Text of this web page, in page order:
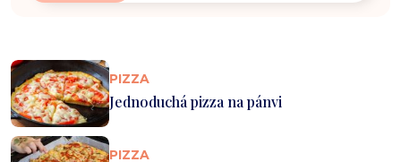
PIZZA
Jednoduchá pizza na pánvi
PIZZA